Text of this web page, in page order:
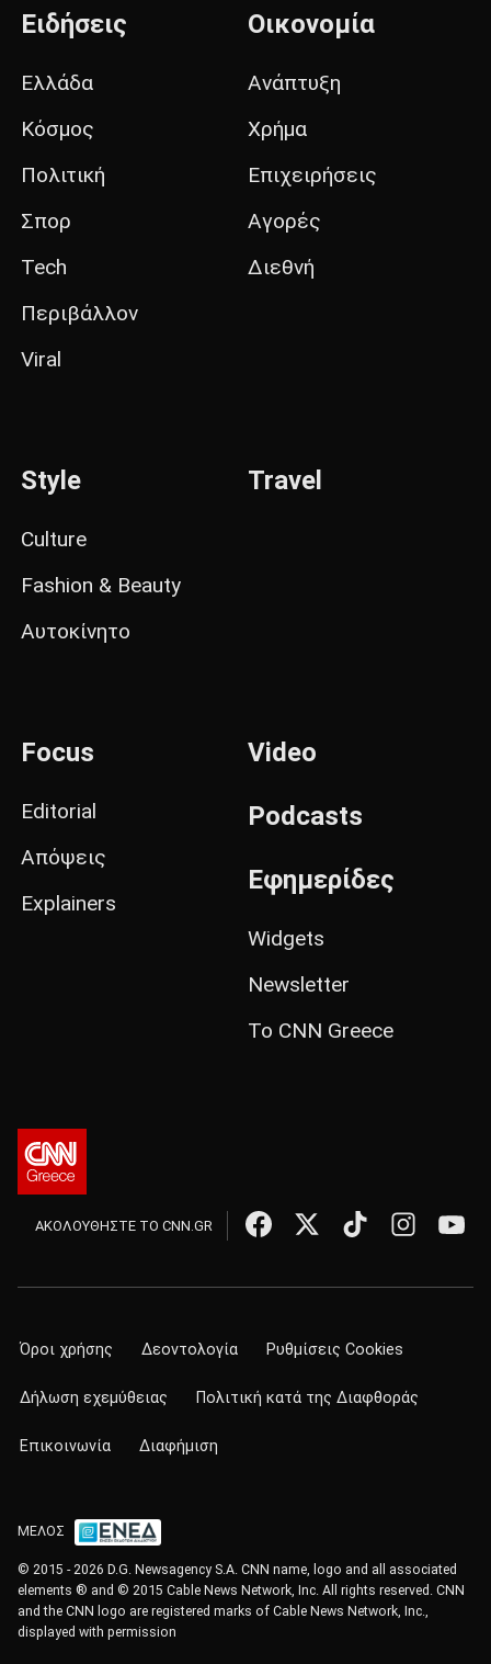
Ειδήσεις
Ελλάδα
Κόσμος
Πολιτική
Σπορ
Tech
Περιβάλλον
Viral
Οικονομία
Ανάπτυξη
Χρήμα
Επιχειρήσεις
Αγορές
Διεθνή
Style
Culture
Fashion & Beauty
Αυτοκίνητο
Travel
Focus
Editorial
Απόψεις
Explainers
Video
Podcasts
Εφημερίδες
Widgets
Newsletter
Το CNN Greece
ΑΚΟΛΟΥΘΗΣΤΕ ΤΟ CNN.GR
Όροι χρήσης Δεοντολογία Ρυθμίσεις Cookies
Δήλωση εχεμύθειας Πολιτική κατά της Διαφθοράς
Επικοινωνία Διαφήμιση
ΜΕΛΟΣ
© 2015 - 2026 D.G. Newsagency S.A. CNN name, logo and all associated
elements ® and © 2015 Cable News Network, Inc. All rights reserved. CNN
and the CNN logo are registered marks of Cable News Network, Inc.,
displayed with permission